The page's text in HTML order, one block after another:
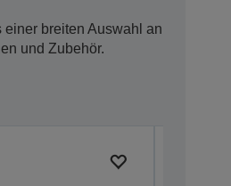
breiten Auswahl an
und Zubehör.